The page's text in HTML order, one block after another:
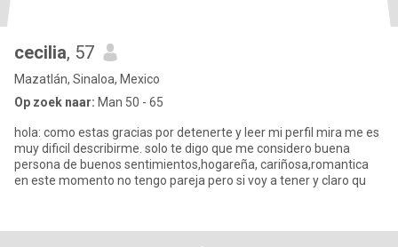
cecilia, 57
Mazatlán, Sinaloa, Mexico
Op zoek naar: Man 50 - 65
hola: como estas gracias por detenerte y leer mi perfil mira me es
muy dificil describirme. solo te digo que me considero buena
persona de buenos sentimientos,hogareña, cariñosa,romantica
en este momento no tengo pareja pero si voy a tener y claro qu